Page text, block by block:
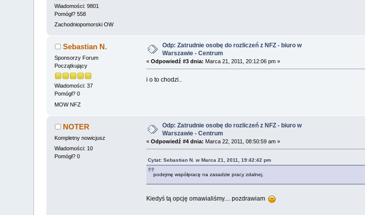
Wiadomości: 9801
Pomógł? 558
Zachodniopomorski OW
Sebastian N.
Sponsorzy Forum
Początkujący
Wiadomości: 37
Pomógł? 0
MOW NFZ
Odp: Zatrudnie osobę do rozliczeń z NFZ - biuro w
Warszawie - Centrum
« Odpowiedź #3 dnia: Marca 21, 2011, 20:12:06 pm »
i o to chodzi..
NOTER
Kompletny nowicjusz
Wiadomości: 10
Pomógł? 0
Odp: Zatrudnie osobę do rozliczeń z NFZ - biuro w
Warszawie - Centrum
« Odpowiedź #4 dnia: Marca 22, 2011, 08:50:59 am »
Cytat: Sebastian N. w Marca 21, 2011, 19:42:42 pm
podejmę współpracę na zasadzie pracy zdalnej.
Kiedyś tą opcję omawialiśmy.... pozdrawiam